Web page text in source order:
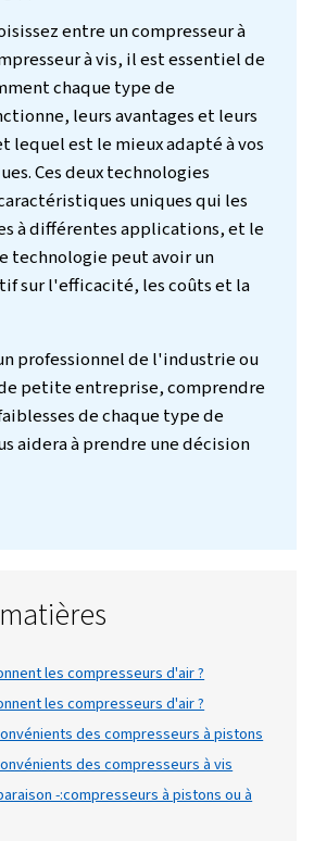
choisissez entre un
compresseur à vis, il est
chaque type de
fonctionne, leurs avantages
à différentes
technologie peut avoir un
sur l'efficacité, les coûts
un professionnel de
de petite entreprise,